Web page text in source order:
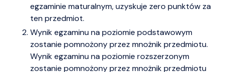
egzaminie maturalnym, uzyskuje zero punktów za
ten przedmiot.
Wynik egzaminu na poziomie podstawowym
zostanie pomnożony przez mnożnik przedmiotu.
Wynik egzaminu na poziomie rozszerzonym
zostanie pomnożony przez mnożnik przedmiotu